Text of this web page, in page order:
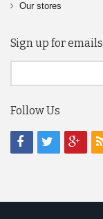
Our stores
Sign up for emails
Follow Us